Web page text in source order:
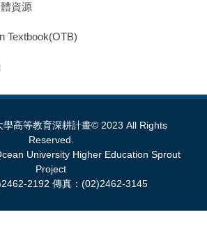
資源
Textbook(OTB)
學高等教育深耕計畫© 2023 All Rights
Reserved.
University Higher Education Sprout
Project
2192 傳真：(02)2462-3145